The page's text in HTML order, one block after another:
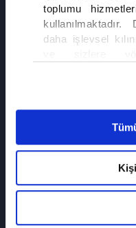
toplumu
daha işlevsel
olarak açık
detaylı bilgi için
Çerez
6698 sayılı
Kanunu uyarınca
Sitesi
SON FRAGMANI İZLE
Altı Üstü İstanbul